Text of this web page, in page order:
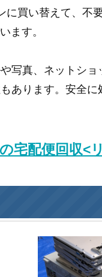
に買い替えて、不
ます。
写真、ネットシ
あります。安全
の宅配便回収<